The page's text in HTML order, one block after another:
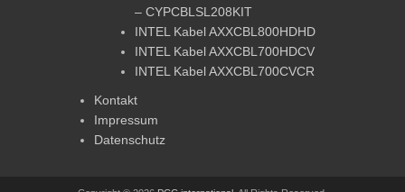
– CYPCBLSL208KIT
INTEL Kabel AXXCBL800HDHD
INTEL Kabel AXXCBL700HDCV
INTEL Kabel AXXCBL700CVCR
Kontakt
Impressum
Datenschutz